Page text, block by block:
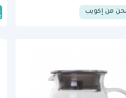
من إكويب